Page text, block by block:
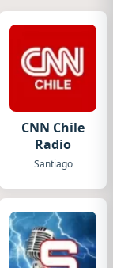
CNN Chile
Radio
Santiago